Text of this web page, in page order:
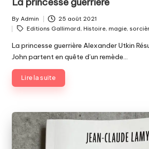
Posted
by
By Admin 25 août 2021
Tags:
Editions Gallimard, Histoire, magie,
La princesse guerrière Alexander Utkin
John partent en quête d’un remède…
Lire la suite